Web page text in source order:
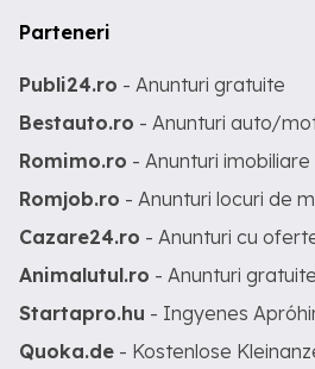
Parteneri
Publi24.ro - Anunturi gratuite
Bestauto.ro - Anunturi auto/
Romimo.ro - Anunturi imobiliare
Romjob.ro - Anunturi locuri de
Cazare24.ro - Anunturi cu
Animalutul.ro - Anunturi
Startapro.hu - Ingyenes
Quoka.de - Kostenlose